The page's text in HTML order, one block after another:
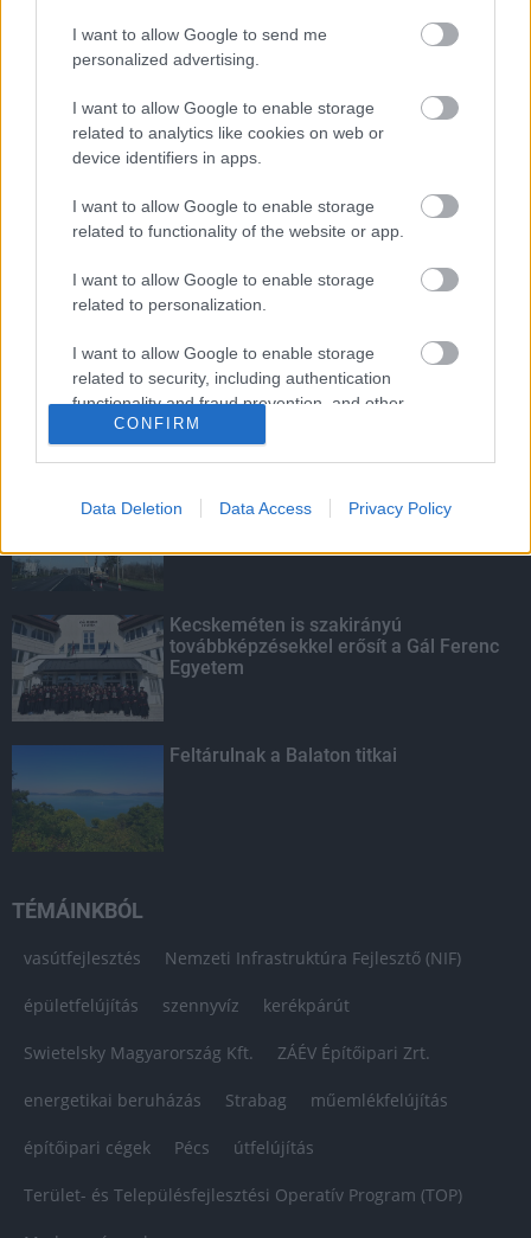
I want to allow Google to send me
personalized advertising.
I want to allow Google to enable storage
related to analytics like cookies on web or
device identifiers in apps.
I want to allow Google to enable storage
related to functionality of the website or app.
I want to allow Google to enable storage
related to personalization.
I want to allow Google to enable storage
related to security, including authentication
functionality and fraud prevention, and other
user protection.
CONFIRM
Data Deletion Data Access Privacy Policy
Amire többmillióan vártunk: szombattól
másodfokúra csökken a riasztás
Kevesebb fényt!
A lakosságra is fontos szerep hárul a
szúnyoginvázió elkerülésében
KIEMELT
Kevesebb fényt!
Kecskeméten is szakirányú
továbbképzésekkel erősít a Gál Ferenc
Egyetem
Feltárulnak a Balaton titkai
TÉMÁINKBÓL
vasútfejlesztés Nemzeti Infrastruktúra Fejlesztő (NIF)
épületfelújítás szennyvíz kerékpárút
Swietelsky Magyarország Kft. ZÁÉV Építőipari Zrt.
energetikai beruházás Strabag műemlékfelújítás
építőipari cégek Pécs útfelújítás
Terület- és Településfejlesztési Operatív Program (TOP)